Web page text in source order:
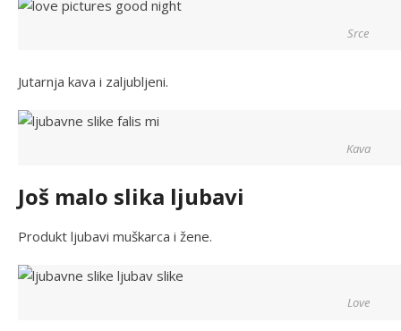
Srce
Jutarnja kava i zaljubljeni.
Kava
Još malo slika ljubavi
Produkt ljubavi muškarca i žene.
Love